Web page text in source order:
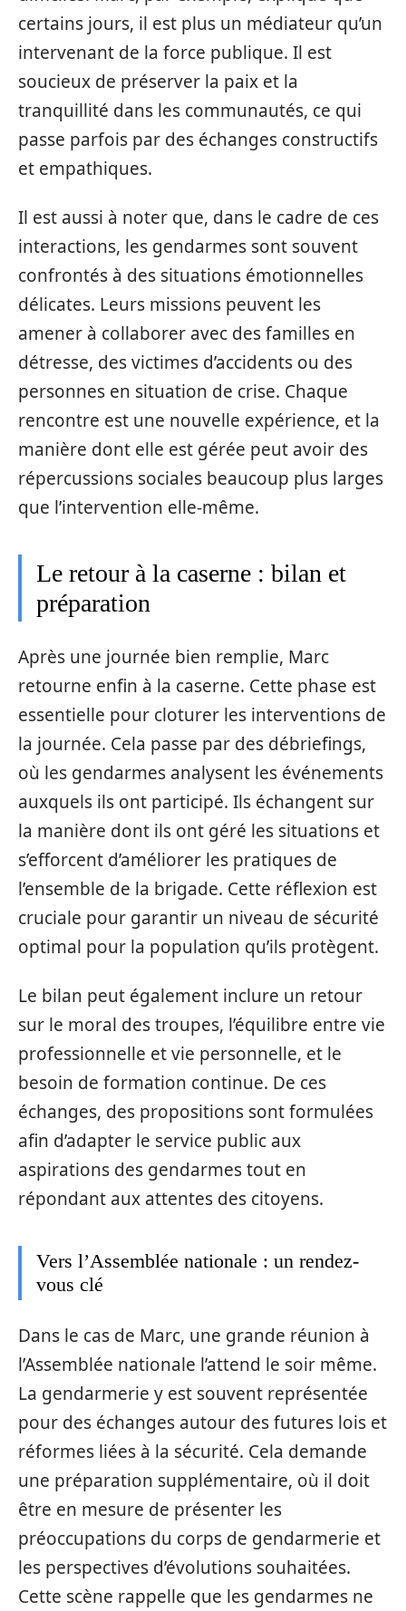
certains jours, il est plus un médiateur qu’un
intervenant de la force publique. Il est
soucieux de préserver la paix et la
tranquillité dans les communautés, ce qui
passe parfois par des échanges constructifs
et empathiques.
Il est aussi à noter que, dans le cadre de ces
interactions, les gendarmes sont souvent
confrontés à des situations émotionnelles
délicates. Leurs missions peuvent les
amener à collaborer avec des familles en
détresse, des victimes d’accidents ou des
personnes en situation de crise. Chaque
rencontre est une nouvelle expérience, et la
manière dont elle est gérée peut avoir des
répercussions sociales beaucoup plus larges
que l’intervention elle-même.
Le retour à la caserne : bilan et
préparation
Après une journée bien remplie, Marc
retourne enfin à la caserne. Cette phase est
essentielle pour cloturer les interventions de
la journée. Cela passe par des débriefings,
où les gendarmes analysent les événements
auxquels ils ont participé. Ils échangent sur
la manière dont ils ont géré les situations et
s’efforcent d’améliorer les pratiques de
l’ensemble de la brigade. Cette réflexion est
cruciale pour garantir un niveau de sécurité
optimal pour la population qu’ils protègent.
Le bilan peut également inclure un retour
sur le moral des troupes, l’équilibre entre vie
professionnelle et vie personnelle, et le
besoin de formation continue. De ces
échanges, des propositions sont formulées
afin d’adapter le service public aux
aspirations des gendarmes tout en
répondant aux attentes des citoyens.
Vers l’Assemblée nationale : un rendez-
vous clé
Dans le cas de Marc, une grande réunion à
l’Assemblée nationale l’attend le soir même.
La gendarmerie y est souvent représentée
pour des échanges autour des futures lois et
réformes liées à la sécurité. Cela demande
une préparation supplémentaire, où il doit
être en mesure de présenter les
préoccupations du corps de gendarmerie et
les perspectives d’évolutions souhaitées.
Cette scène rappelle que les gendarmes ne